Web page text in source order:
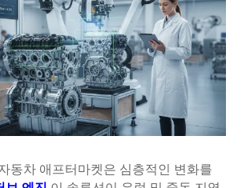
동차 애프터마켓은 심층적인 변화를